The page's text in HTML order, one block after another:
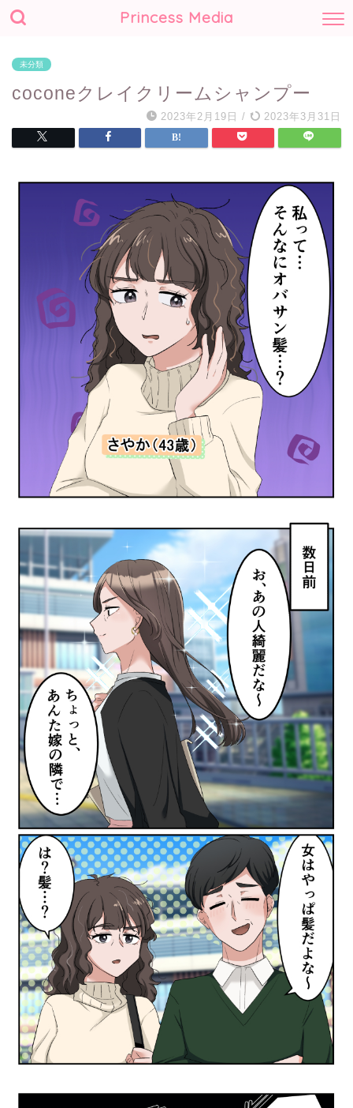
Princess Media
未分類
coconeクレイクリームシャンプー
2023年2月19日 / 2023年3月31日